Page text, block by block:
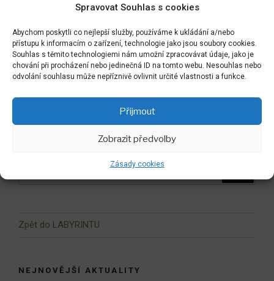
Spravovat Souhlas s cookies
Abychom poskytli co nejlepší služby, používáme k ukládání a/nebo
přístupu k informacím o zařízení, technologie jako jsou soubory cookies.
Souhlas s těmito technologiemi nám umožní zpracovávat údaje, jako je
chování při procházení nebo jedinečná ID na tomto webu. Nesouhlas nebo
odvolání souhlasu může nepříznivě ovlivnit určité vlastnosti a funkce.
Přijmout
Zobrazit předvolby
Zásady cookies
příspěvek
DVOULETÉM UŽÍVÁNÍ
Následující
příspěvek
NÁSLEDUJÍCÍ
Druhá souběžná realizace – ZELENÉ STŘECHY NA ZŠ
PALACHOVA
Zpět do LABYRINTU
NEJNOVĚJŠÍ AKTUALITY